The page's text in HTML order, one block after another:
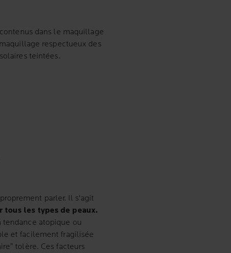
dans le maquillage
respectueux des
teintées.
parler. Il s'agit
les types de peaux.
atopique ou
et facilement fragilisée
tolère. Ces facteurs